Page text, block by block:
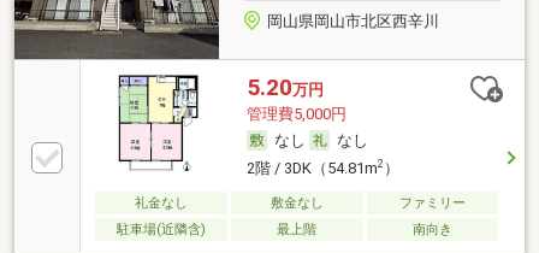
岡山県岡山市北区西辛川
5.20万円
管理費5,000円
なし
なし
2階 / 3DK（54.81m2）
礼金なし 敷金なし
ファミリー
駐車場(近隣含)
最上階 南向き